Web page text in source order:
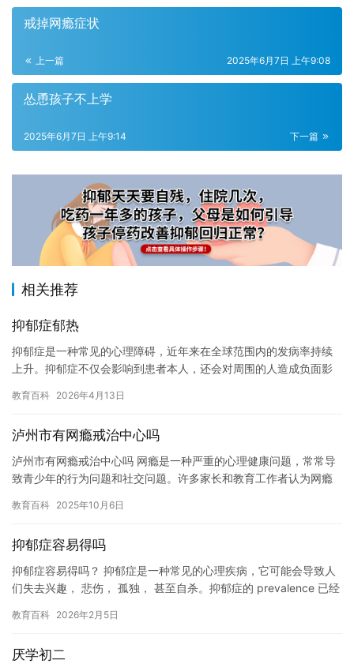
戒掉网瘾症状
上一篇 2025年6月7日 上午9:08
怂恿孩子不上学
下一篇
2025年6月7日 上午9:14
相关推荐
抑郁症郁热
抑郁症是一种常见的心理障碍，近年来在全球范围内的发病率持续
上升。抑郁症不仅会影响到患者本人，还会对周围的人造成负面影
理障…
教育百科 2026年4月13日
泸州市有网瘾戒治中心吗
泸州市有网瘾戒治中心吗 网瘾是一种严重的心理健康问题，常常导
致青少年的行为问题和社交问题。许多家长和教育工作者认为网瘾
的治…
教育百科 2025年10月6日
抑郁症容易得吗
抑郁症容易得吗？ 抑郁症是一种常见的心理疾病，它可能会导致人
们失去兴趣， 悲伤， 孤独， 甚至自杀。抑郁症的 prevalence 已经
教育百科 2026年2月5日
厌学初二